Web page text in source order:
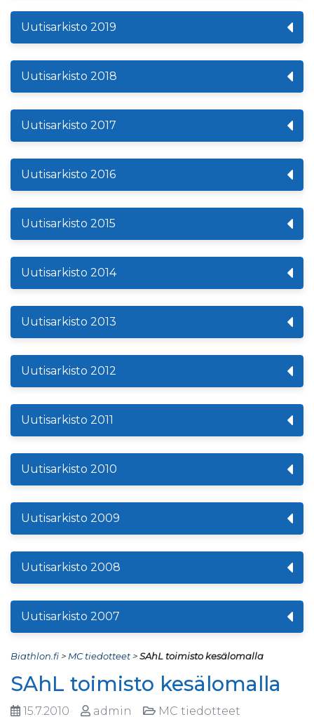
Uutisarkisto 2019
Uutisarkisto 2018
Uutisarkisto 2017
Uutisarkisto 2016
Uutisarkisto 2015
Uutisarkisto 2014
Uutisarkisto 2013
Uutisarkisto 2012
Uutisarkisto 2011
Uutisarkisto 2010
Uutisarkisto 2009
Uutisarkisto 2008
Uutisarkisto 2007
Biathlon.fi> MC tiedotteet>SAhL toimisto kesälomalla
SAhL toimisto kesälomalla
15.7.2010 admin MC tiedotteet